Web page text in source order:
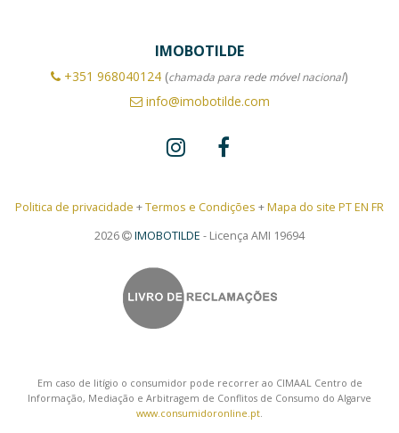
IMOBOTILDE
+351 968040124 (chamada para rede móvel nacional)
info@imobotilde.com
Politica de privacidade +Termos e Condições +Mapa do site PTEN FR
2026
IMOBOTILDE - Licença AMI 19694
Em caso de litígio o consumidor pode recorrer ao CIMAAL Centro de
Informação, Mediação e Arbitragem de Conflitos de Consumo do Algarve
www.consumidoronline.pt.